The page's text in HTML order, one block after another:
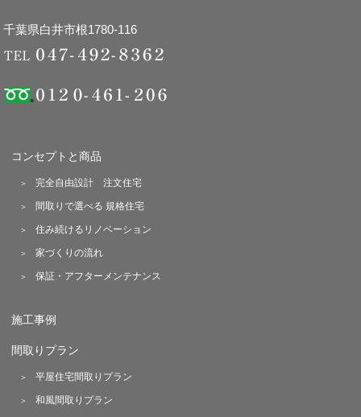
千葉県白井市根1780-116
コンセプトと商品
完全自由設計 注文住宅
間取りで選べる 規格住宅
住み続けるリノベーション
家づくりの流れ
保証・アフターメンテナンス
施工事例
間取りプラン
平屋住宅間取りプラン
和風間取りプラン